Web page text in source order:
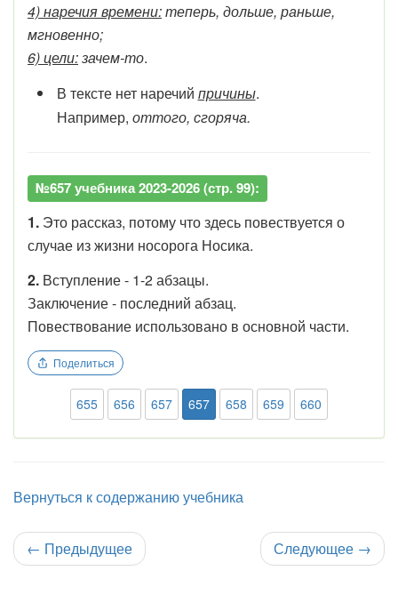
4) наречия времени:теперь, дольше, раньше,
мгновенно;
6) цели:зачем-то.
В тексте нет наречий причины.
Например, оттого, сгоряча.
№657 учебника 2023-2026 (стр. 99):
1. Это рассказ, потому что здесь повествуется о
случае из жизни носорога Носика.
2. Вступление - 1-2 абзацы.
Заключение - последний абзац.
Повествование использовано в основной части.
Поделиться
655 656 657 657 658 659 660
Вернуться к содержанию учебника
← Предыдущее Следующее →